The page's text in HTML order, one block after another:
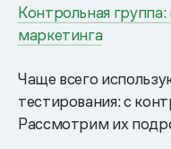
Контрольная
маркетинга
Чаще всего
тестирования: с
Рассмотрим их